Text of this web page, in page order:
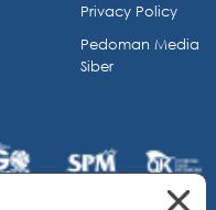
Privacy Policy
Pedoman Media
Siber